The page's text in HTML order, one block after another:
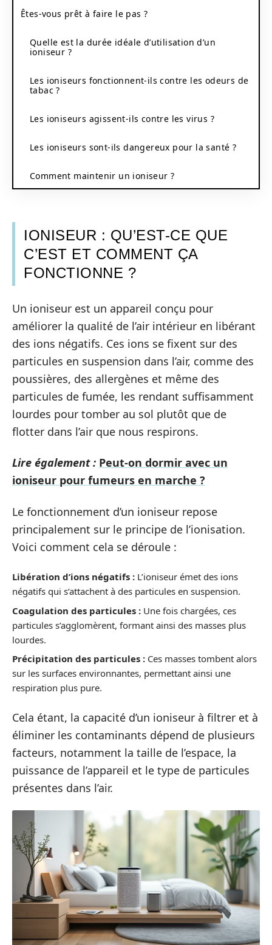
Êtes-vous prêt à faire le pas ?
Quelle est la durée idéale d’utilisation d’un
ioniseur ?
Les ioniseurs fonctionnent-ils contre les odeurs de
tabac ?
Les ioniseurs agissent-ils contre les virus ?
Les ioniseurs sont-ils dangereux pour la santé ?
Comment maintenir un ioniseur ?
IONISEUR : QU’EST-CE QUE
C’EST ET COMMENT ÇA
FONCTIONNE ?
Un ioniseur est un appareil conçu pour
améliorer la qualité de l’air intérieur en libérant
des ions négatifs. Ces ions se fixent sur des
particules en suspension dans l’air, comme des
poussières, des allergènes et même des
particules de fumée, les rendant suffisamment
lourdes pour tomber au sol plutôt que de
flotter dans l’air que nous respirons.
Lire également : Peut-on dormir avec un
ioniseur pour fumeurs en marche ?
Le fonctionnement d’un ioniseur repose
principalement sur le principe de l’ionisation.
Voici comment cela se déroule :
Libération d’ions négatifs : L’ioniseur émet des ions
négatifs qui s’attachent à des particules en suspension.
Coagulation des particules : Une fois chargées, ces
particules s’agglomèrent, formant ainsi des masses plus
lourdes.
Précipitation des particules : Ces masses tombent alors
sur les surfaces environnantes, permettant ainsi une
respiration plus pure.
Cela étant, la capacité d’un ioniseur à filtrer et à
éliminer les contaminants dépend de plusieurs
facteurs, notamment la taille de l’espace, la
puissance de l’appareil et le type de particules
présentes dans l’air.